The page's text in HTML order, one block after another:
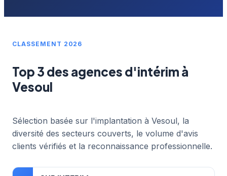
CLASSEMENT 2026
Top 3 des agences d'intérim à
Vesoul
Sélection basée sur l'implantation à Vesoul, la
diversité des secteurs couverts, le volume d'avis
clients vérifiés et la reconnaissance professionnelle.